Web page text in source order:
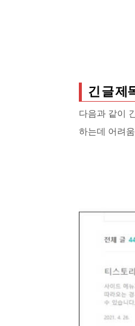
긴 글 제
다음과 같이
하는데 어려